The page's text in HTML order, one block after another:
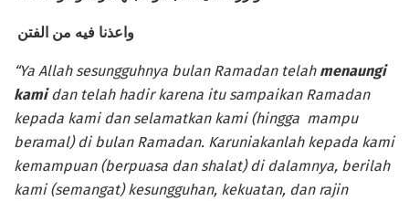
واعذنا فيه من الفتن
“Ya Allah sesungguhnya bulan Ramadan telah menaungi
kamidan telah hadir karena itu sampaikan Ramadan
kepada kami dan selamatkan kami (hingga mampu
beramal) di bulan Ramadan. Karuniakanlah kepada kami
kemampuan (berpuasa dan shalat) di dalamnya, berilah
kami (semangat) kesungguhan, kekuatan, dan rajin